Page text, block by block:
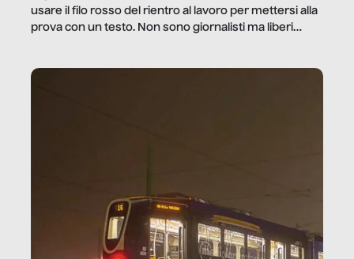
usare il filo rosso del rientro al lavoro per mettersi alla
prova con un testo. Non sono giornalisti ma liberi